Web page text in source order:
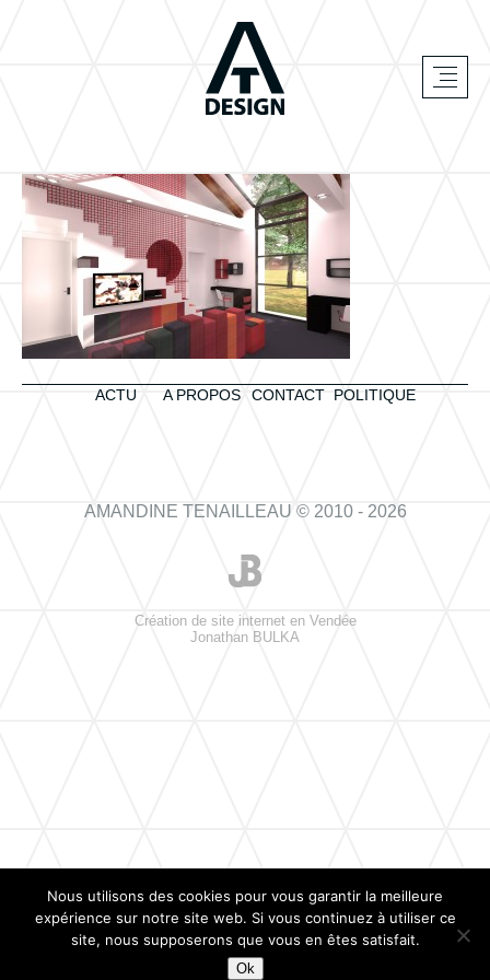
ACTU A PROPOS CONTACT POLITIQUE
AMANDINE TENAILLEAU © 2010 - 2026
Création de site internet en Vendée
Jonathan BULKA
Nous utilisons des cookies pour vous garantir la meilleure
expérience sur notre site web. Si vous continuez à utiliser ce
site, nous supposerons que vous en êtes satisfait.
Ok